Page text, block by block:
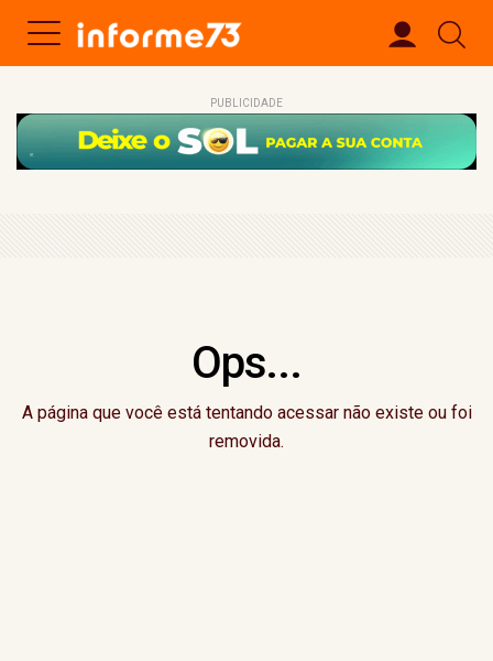
PUBLICIDADE
Ops...
A página que você está tentando acessar não existe ou foi
removida.